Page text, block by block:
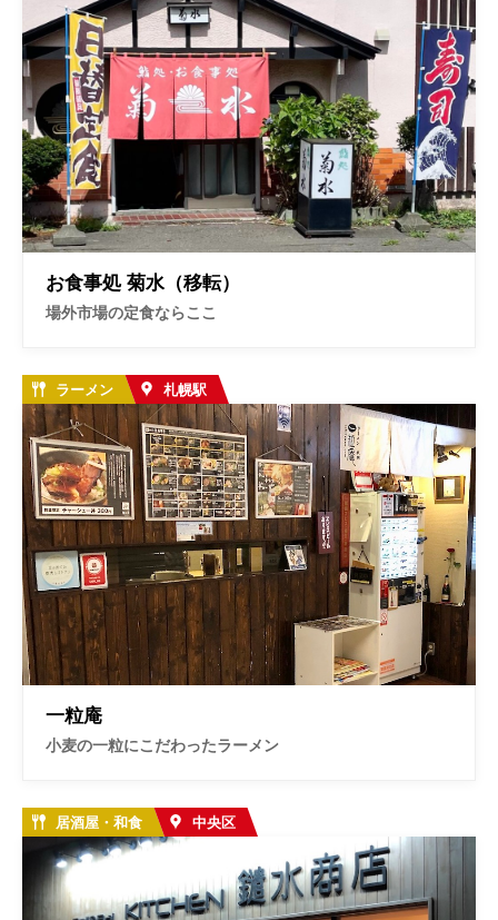
お食事処 菊水（移転）
場外市場の定食ならここ
ラーメン 札幌駅
一粒庵
小麦の一粒にこだわったラーメン
居酒屋・和食 中央区